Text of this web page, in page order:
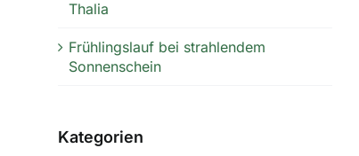
Thalia
Frühlingslauf bei strahlendem
Sonnenschein
Kategorien